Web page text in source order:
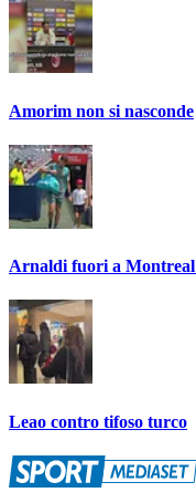
Amorim non si nasconde
Arnaldi fuori a
Leao contro tifoso turco